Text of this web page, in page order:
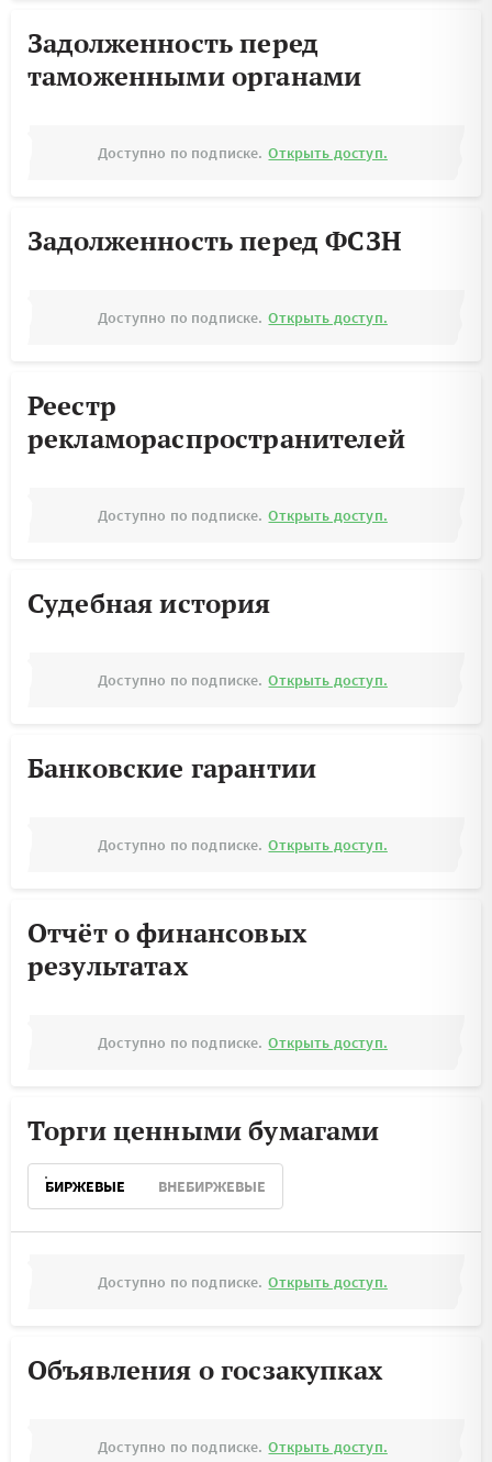
Задолженность перед
таможенными органами
Доступно по подписке. Открыть доступ.
Задолженность перед ФСЗН
Доступно по подписке. Открыть доступ.
Реестр
рекламораспространителей
Доступно по подписке. Открыть доступ.
Судебная история
Доступно по подписке. Открыть доступ.
Банковские гарантии
Доступно по подписке. Открыть доступ.
Отчёт о финансовых
результатах
Доступно по подписке. Открыть доступ.
Торги ценными бумагами
БИРЖЕВЫЕ ВНЕБИРЖЕВЫЕ
Доступно по подписке. Открыть доступ.
Объявления о госзакупках
Доступно по подписке. Открыть доступ.